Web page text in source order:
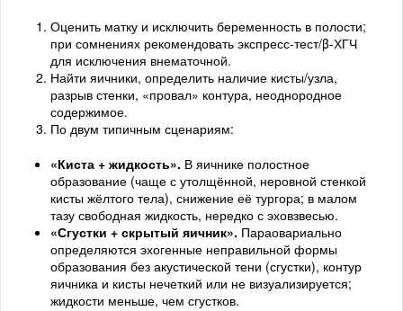
Оценить матку и исключить беременность в полости;
при сомнениях рекомендовать экспресс-тест/β-ХГЧ
для исключения внематочной.
Найти яичники, определить наличие кисты/узла,
разрыв стенки, «провал» контура, неоднородное
содержимое.
По двум типичным сценариям:
«Киста + жидкость». В яичнике полостное
образование (чаще с утолщённой, неровной стенкой
кисты жёлтого тела), снижение её тургора; в малом
тазу свободная жидкость, нередко с эховзвесью.
«Сгустки + скрытый яичник». Параовариально
определяются эхогенные неправильной формы
образования без акустической тени (сгустки), контур
яичника и кисты нечеткий или не визуализируется;
жидкости меньше, чем сгустков.